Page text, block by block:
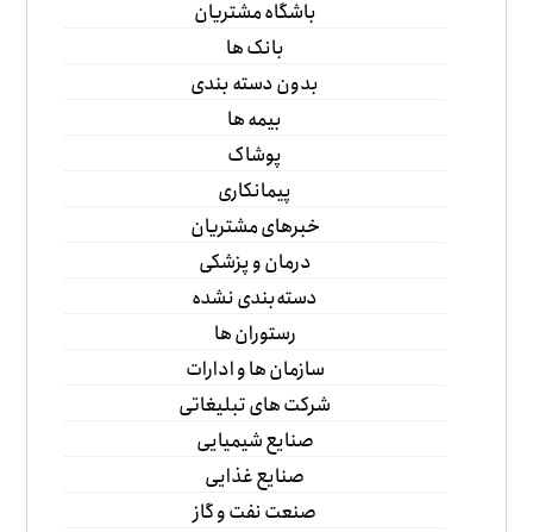
باشگاه مشتریان
بانک ها
بدون دسته بندی
بیمه ها
پوشاک
پیمانکاری
خبرهای مشتریان
درمان و پزشکی
دسته‌بندی نشده
رستوران ها
سازمان ها و ادارات
شرکت های تبلیغاتی
صنایع شیمیایی
صنایع غذایی
صنعت نفت و گاز